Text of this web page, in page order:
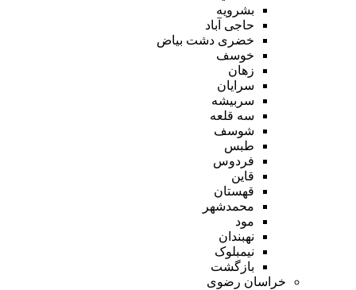
بشرویه
حاجی آباد
خضری دشت بیاض
خوسف
زهان
سرایان
سربیشه
سه قلعه
شوسف
طبس
فردوس
قاین
قهستان
محمدشهر
مود
نهبندان
نیمبلوک
بازگشت
خراسان رضوی